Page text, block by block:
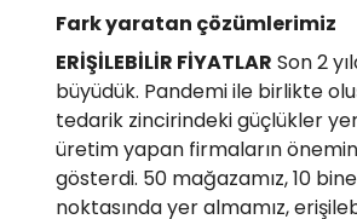
Fark yaratan çözümlerimiz
ERİŞİLEBİLİR FİYATLAR Son 2
büyüdük. Pandemi ile birlikte
tedarik zincirindeki güçlükler
üretim yapan firmaların
gösterdi. 50 mağazamız, 10
noktasında yer almamız,